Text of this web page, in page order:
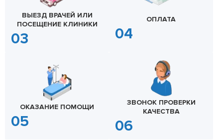
ВЫЕЗД ВРАЧЕЙ ИЛИ
ПОСЕЩЕНИЕ КЛИНИКИ
ОПЛАТА
ОКАЗАНИЕ ПОМОЩИ
ЗВОНОК ПРОВЕРКИ
КАЧЕСТВА